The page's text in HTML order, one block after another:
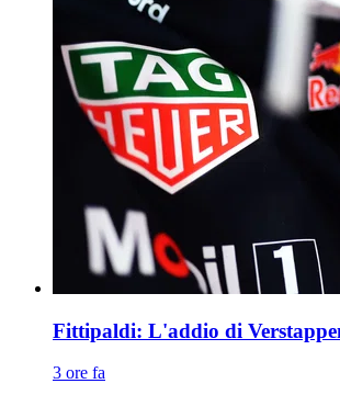
Fittipaldi: L'addio di
3 ore fa